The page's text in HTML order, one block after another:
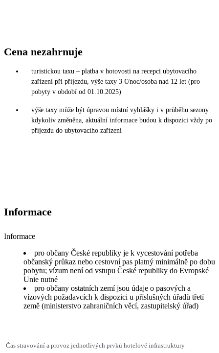
Cena nezahrnuje
turistickou taxu – platba v hotovosti na recepci ubytovacího
zařízení při příjezdu, výše taxy 3 €/noc/osoba nad 12 let (pro
pobyty v období od 01.10.2025)
výše taxy může být úpravou místní vyhlášky i v průběhu sezony
kdykoliv změněna, aktuální informace budou k dispozici vždy po
příjezdu do ubytovacího zařízení
Informace
Informace
pro občany České republiky je k vycestování potřeba
občanský průkaz nebo cestovní pas platný minimálně po dobu
pobytu; vízum není od vstupu České republiky do Evropské
Unie nutné
pro občany ostatních zemí jsou údaje o pasových a
vízových požadavcích k dispozici u příslušných úřadů třetí
země (ministerstvo zahraničních věcí, zastupitelský úřad)
Čas stravování a provoz jednotlivých prvků hotelové infrastruktury